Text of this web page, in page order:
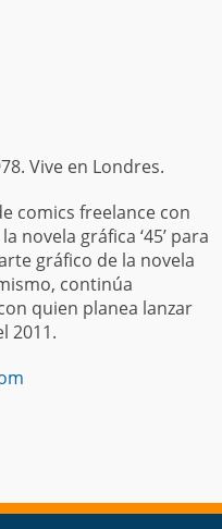
Vive en Londres.
comics freelance con
novela gráfica ‘45’ para
gráfico de la novela
continúa
quien planea lanzar
2011.